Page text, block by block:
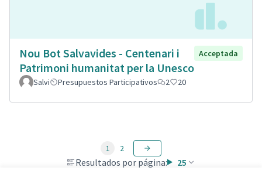
Nou Bot Salvavides - Centenari i
Patrimoni humanitat per la Unesco
Acceptada
Salvi Presupuestos Participativos 2 20
Resultados por página: 25
1 2